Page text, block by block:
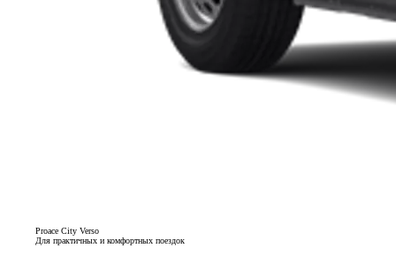
Proace City Verso
Для практичных и комфортных поездок